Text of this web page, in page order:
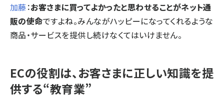
加藤：お客さまに買ってよかったと思わせることがネット通
販の使命ですよね。みんながハッピーになってくれるような
商品・サービスを提供し続けなくてはいけません。
ECの役割は、お客さまに正しい知識を提
供する“教育業”